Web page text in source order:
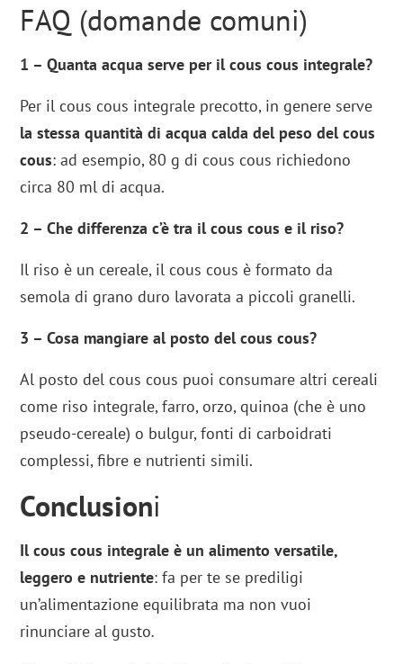
FAQ (domande comuni)
1 – Quanta acqua serve per il cous cous integrale?
Per il cous cous integrale precotto, in genere serve
la stessa quantità di acqua calda del peso del cous
cous: ad esempio, 80 g di cous cous richiedono
circa 80 ml di acqua.
2 – Che differenza c’è tra il cous cous e il riso?
Il riso è un cereale, il cous cous è formato da
semola di grano duro lavorata a piccoli granelli.
3 – Cosa mangiare al posto del cous cous?
Al posto del cous cous puoi consumare altri cereali
come riso integrale, farro, orzo, quinoa (che è uno
pseudo-cereale) o bulgur, fonti di carboidrati
complessi, fibre e nutrienti simili.
Conclusioni
Il cous cous integrale è un alimento versatile,
leggero e nutriente: fa per te se prediligi
un’alimentazione equilibrata ma non vuoi
rinunciare al gusto.